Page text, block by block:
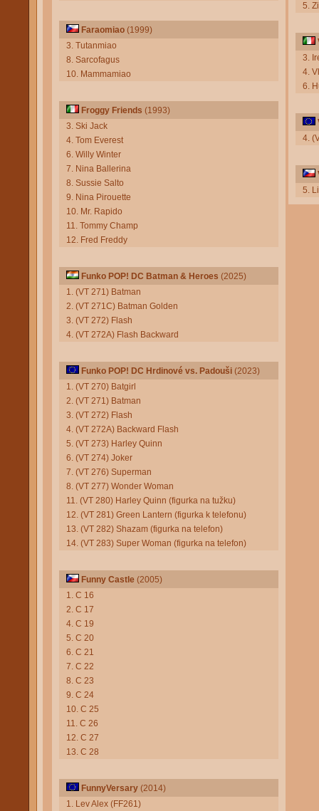
Faraomiao (1999)
3. Tutanmiao
8. Sarcofagus
10. Mammamiao
Froggy Friends (1993)
3. Ski Jack
4. Tom Everest
6. Willy Winter
7. Nina Ballerina
8. Sussie Salto
9. Nina Pirouette
10. Mr. Rapido
11. Tommy Champ
12. Fred Freddy
Funko POP! DC Batman & Heroes (2025)
1. (VT 271) Batman
2. (VT 271C) Batman Golden
3. (VT 272) Flash
4. (VT 272A) Flash Backward
Funko POP! DC Hrdinové vs. Padouši (2023)
1. (VT 270) Batgirl
2. (VT 271) Batman
3. (VT 272) Flash
4. (VT 272A) Backward Flash
5. (VT 273) Harley Quinn
6. (VT 274) Joker
7. (VT 276) Superman
8. (VT 277) Wonder Woman
11. (VT 280) Harley Quinn (figurka na tužku)
12. (VT 281) Green Lantern (figurka k telefonu)
13. (VT 282) Shazam (figurka na telefon)
14. (VT 283) Super Woman (figurka na telefon)
Funny Castle (2005)
1. C 16
2. C 17
4. C 19
5. C 20
6. C 21
7. C 22
8. C 23
9. C 24
10. C 25
11. C 26
12. C 27
13. C 28
FunnyVersary (2014)
1. Lev Alex (FF261)
5.
3.
4.
6.
4.
5.